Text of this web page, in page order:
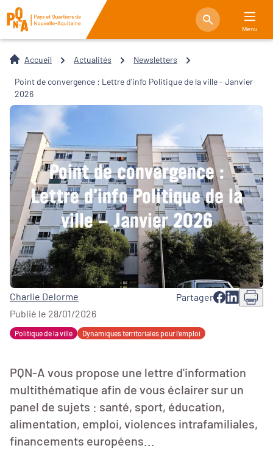
Menu
Accueil Actualités Newsletters
Point de convergence : Lettre d'info Politique de la ville - Janvier
2026
Point de convergence :
Lettre d'info Politique de la
ville - Janvier 2026
Charlie Delorme
Publié le 28/01/2026
Partager
Politique de la ville Dynamiques territoriales pour l’emploi
PQN-A vous propose une lettre d'information
multithématique afin de vous éclairer sur un
panel de sujets : santé, sport, éducation,
alimentation, emploi, violences intrafamiliales,
financements européens...